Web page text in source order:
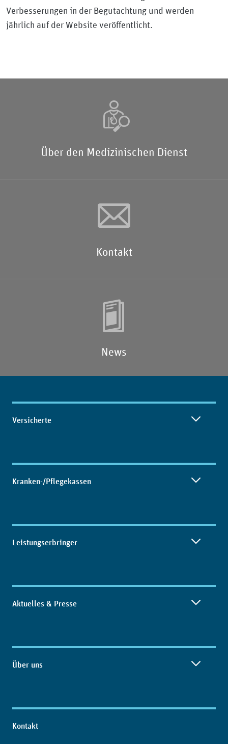
Verbesserungen in der Begutachtung und werden
jährlich auf der Website veröffentlicht.
Über den Medizinischen Dienst
Kontakt
News
Inhaltsübersicht
Versicherte
Kranken-/Pflegekassen
Leistungserbringer
Aktuelles & Presse
Über uns
Kontakt